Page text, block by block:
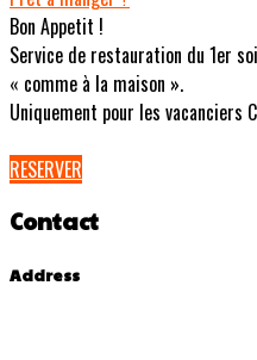
Bon Appetit !
Service de restauration du 1er
« comme à la maison ».
Uniquement pour les vacanciers
RESERVER
Contact
Address